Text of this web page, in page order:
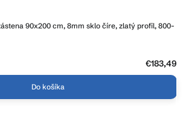
90x200 cm, 8mm sklo číre, zlatý profil, 800-
€183,49
Do košíka